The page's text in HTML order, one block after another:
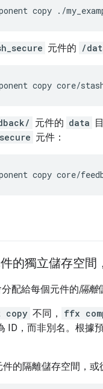
元件的 /
元件的 data
元件：
的獨立儲存空
配給每個元件的隔離
copy 不同， ffx
ID，而非別名。根據預
的隔離儲存空間，或